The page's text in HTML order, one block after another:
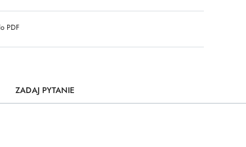
PDF
ZADAJ PYTANIE